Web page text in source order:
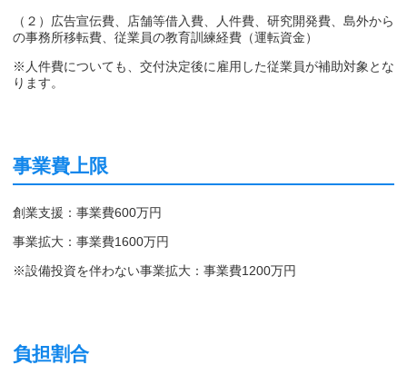
（２）広告宣伝費、店舗等借入費、人件費、研究開発費、島外から
の事務所移転費、従業員の教育訓練経費（運転資金）
※人件費についても、交付決定後に雇用した従業員が補助対象とな
ります。
事業費上限
創業支援：事業費600万円
事業拡大：事業費1600万円
※設備投資を伴わない事業拡大：事業費1200万円
負担割合